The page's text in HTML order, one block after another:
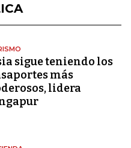
sigue teniendo los
más
lidera